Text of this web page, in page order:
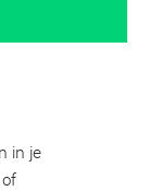
in je